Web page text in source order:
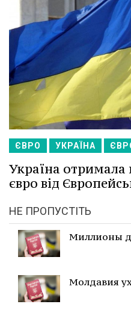
ЄВРО УКРАЇНА
Україна отримала
євро від
НЕ ПРОПУСТІТЬ
Миллионы
Молдавия